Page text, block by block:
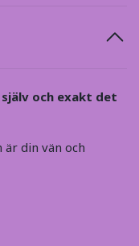
och exakt det
din vän och